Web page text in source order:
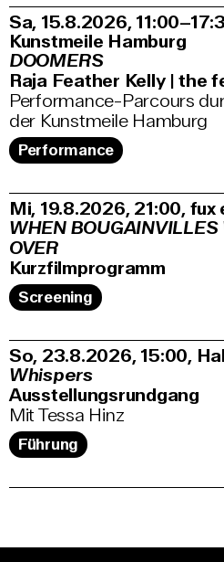
Sa, 15.8.2026
Kunstmeile Hamburg
DOOMERS
Raja Feather Kelly | the
Performance-Parcours
der Kunstmeile Hamburg
Performance
Mi, 19.8.2026 21:00, fux
WHEN BOUGAINVILLES
OVER
Kurzfilmprogramm
Screening
So, 23.8.2026 15:00,
Whispers
Ausstellungsrundgang
Mit Tessa Hinz
Führung